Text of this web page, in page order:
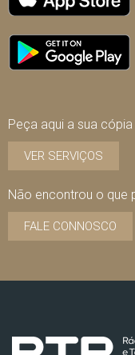
Peça aqui a sua
VER SERVIÇOS
Não encontrou o que
FALE CONNOSCO